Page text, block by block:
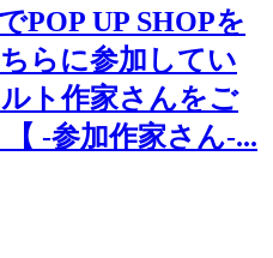
POP UP SHOPを
らに参加してい
ト作家さんをご
-参加作家さん-...